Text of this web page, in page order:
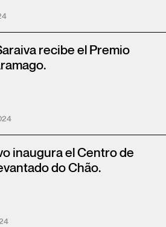
recibe el Premio
inaugura el Centro de
do Chão.